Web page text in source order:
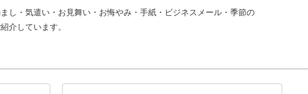
し・気遣い・お見舞い・お悔やみ・手紙・ビジネスメール・季節の
介しています。